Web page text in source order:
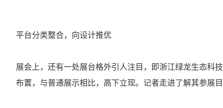
平台分类整合，向设计推优
展会上，还有一处展台格外引人注目，即浙江绿龙生态科
布置，与普通展示相比，高下立现。记者走进了解其参展